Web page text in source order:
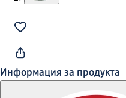
Информация за продукта